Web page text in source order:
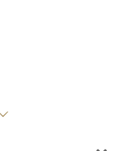
能。」